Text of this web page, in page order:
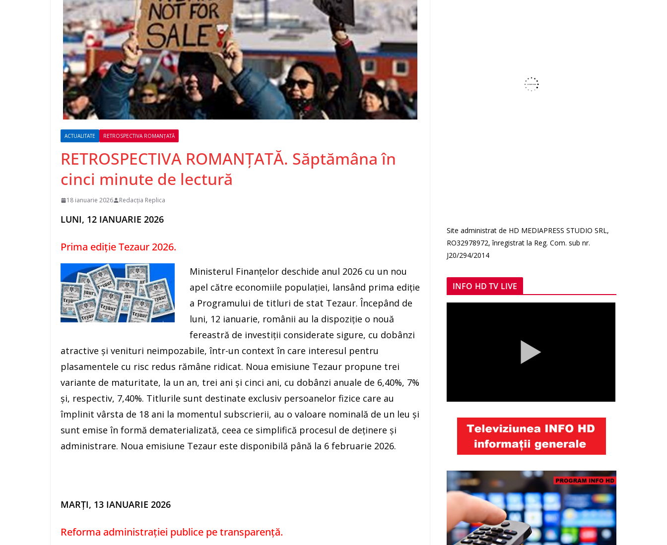
ACTUALITATE RETROSPECTIVA ROMANȚATĂ
RETROSPECTIVA ROMANȚATĂ. Săptămâna în
cinci minute de lectură
18 ianuarie 2026 Redacția Replica
LUNI, 12 IANUARIE 2026
Prima ediție Tezaur 2026.
Ministerul Finanțelor deschide anul 2026 cu un nou
apel către economiile populației, lansând prima ediție
a Programului de titluri de stat Tezaur. Începând de
luni, 12 ianuarie, românii au la dispoziție o nouă
fereastră de investiții considerate sigure, cu dobânzi
atractive și venituri neimpozabile, într-un context în care interesul pentru
plasamentele cu risc redus rămâne ridicat. Noua emisiune Tezaur propune trei
variante de maturitate, la un an, trei ani și cinci ani, cu dobânzi anuale de 6,40%, 7%
și, respectiv, 7,40%. Titlurile sunt destinate exclusiv persoanelor fizice care au
împlinit vârsta de 18 ani la momentul subscrierii, au o valoare nominală de un leu și
sunt emise în formă dematerializată, ceea ce simplifică procesul de deținere și
administrare. Noua emisiune Tezaur este disponibilă până la 6 februarie 2026.
MARȚI, 13 IANUARIE 2026
Reforma administrației publice pe transparență.
Site administrat de HD MEDIAPRESS STUDIO SRL,
RO32978972, înregistrat la Reg. Com. sub nr.
J20/294/2014
INFO HD TV LIVE